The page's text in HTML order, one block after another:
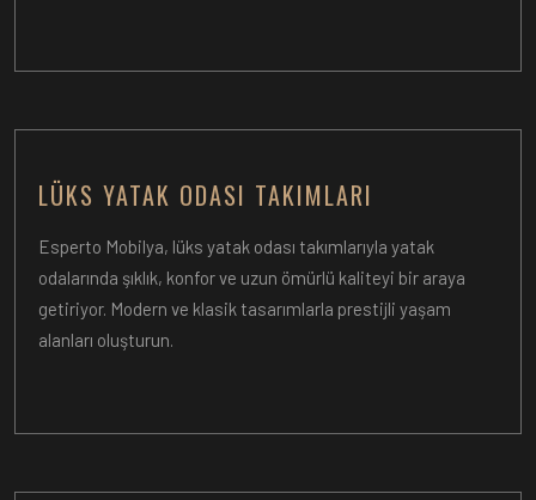
LÜKS YATAK ODASI TAKIMLARI
Esperto Mobilya, lüks yatak odası takımlarıyla yatak
odalarında şıklık, konfor ve uzun ömürlü kaliteyi bir araya
getiriyor. Modern ve klasik tasarımlarla prestijli yaşam
alanları oluşturun.